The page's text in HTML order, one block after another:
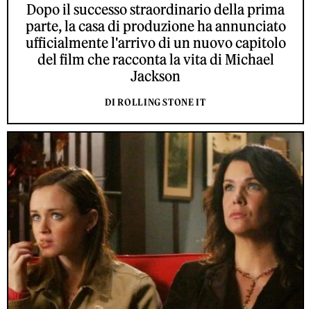
Dopo il successo straordinario della prima
parte, la casa di produzione ha annunciato
ufficialmente l'arrivo di un nuovo capitolo
del film che racconta la vita di Michael
Jackson
DI ROLLING STONE IT